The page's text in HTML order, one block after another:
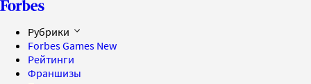
Рубрики
Forbes Games New
Рейтинги
Франшизы